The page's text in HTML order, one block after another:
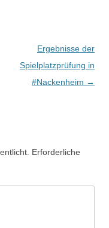
Ergebnisse der
Spielplatzprüfung in
#Nackenheim →
Erforderliche